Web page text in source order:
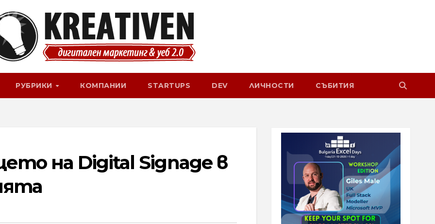
РУБРИКИ КОМПАНИИ STARTUPS DEV ЛИЧНОСТИ СЪБИТИЯ
на Digital Signage в